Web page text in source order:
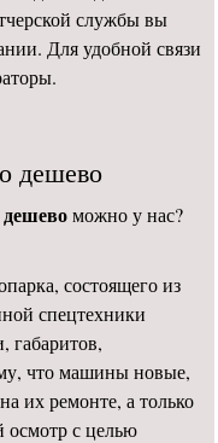
службы вы
Для удобной связи
дешево
дешевоможно у нас?
состоящего из
спецтехники
габаритов,
что машины новые,
их ремонте, а только
осмотр с целью